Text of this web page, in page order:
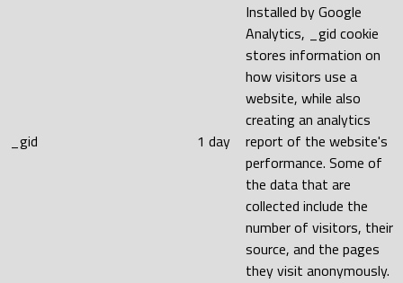
_gid 1 day
Installed by Google
Analytics, _gid cookie
stores information on
how visitors use a
website, while also
creating an analytics
report of the website's
performance. Some of
the data that are
collected include the
number of visitors, their
source, and the pages
they visit anonymously.